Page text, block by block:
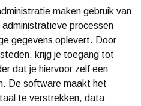
maken gebruik van
processen
gegevens oplevert. Door
krijg je toegang tot
dat je hiervoor zelf een
De software maakt het
te verstrekken, data